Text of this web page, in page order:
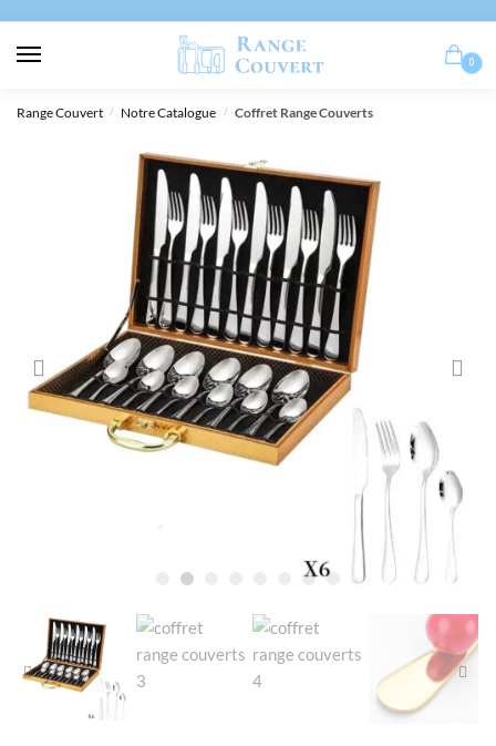
0
Range Couvert / Notre Catalogue / Coffret Range Couverts